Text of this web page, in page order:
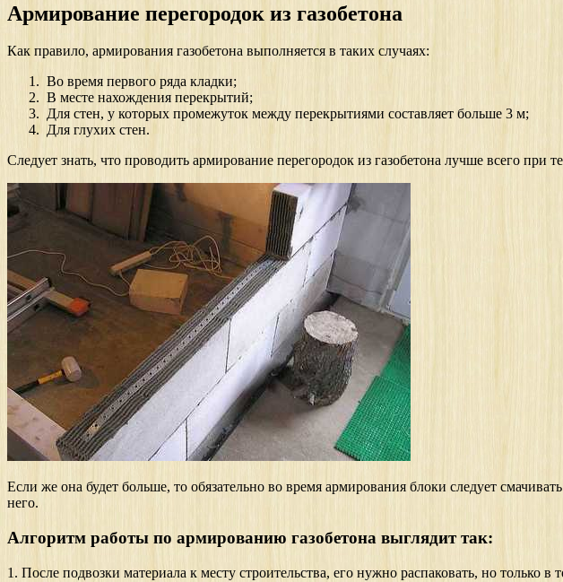
Армирование перегородок из газобетона
Как правило, армирования газобетона выполняется в таких случаях:
Во время первого ряда кладки;
В месте нахождения перекрытий;
Для стен, у которых промежуток между перекрытиями составляет больше 3 м;
Для глухих стен.
Следует знать, что проводить армирование перегородок из газобетона лучше всего при
Если же она будет больше, то обязательно во время армирования блоки следует
него.
Алгоритм работы по армированию газобетона выглядит так:
1. После подвозки материала к месту строительства, его нужно распаковать, но только в